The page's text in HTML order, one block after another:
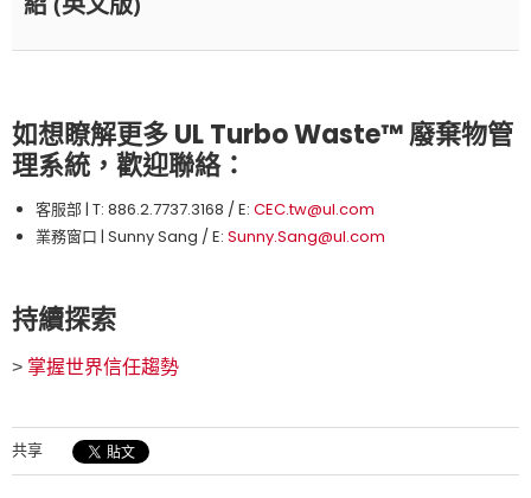
如想瞭解更多 UL Turbo Waste™ 廢棄物管
理系統，歡迎聯絡：
客服部 | T: 886.2.7737.3168 / E: CEC.tw@ul.com
業務窗口 | Sunny Sang / E: Sunny.Sang@ul.com
持續探索
> 掌握世界信任趨勢
共享